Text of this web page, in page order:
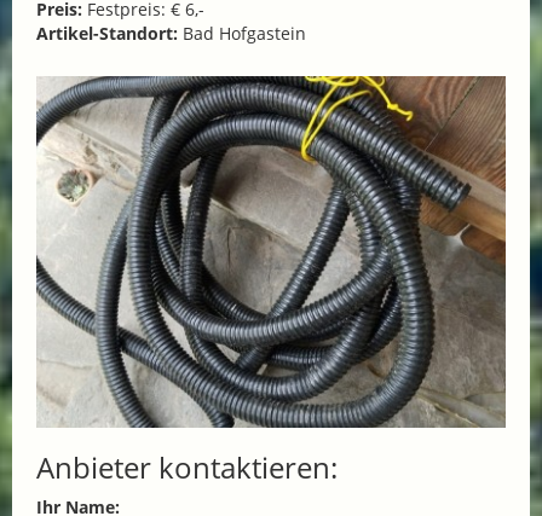
Preis: Festpreis: € 6,-
Artikel-Standort: Bad Hofgastein
Anbieter kontaktieren:
Ihr Name: